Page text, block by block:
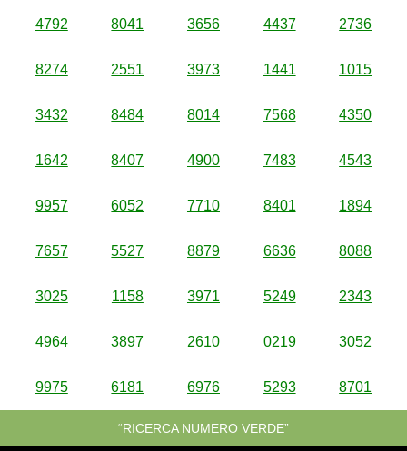
4792 8041 3656 4437 2736
8274 2551 3973 1441 1015
3432 8484 8014 7568 4350
1642 8407 4900 7483 4543
9957 6052 7710 8401 1894
7657 5527 8879 6636 8088
3025 1158 3971 5249 2343
4964 3897 2610 0219 3052
9975 6181 6976 5293 8701
“RICERCA NUMERO VERDE”